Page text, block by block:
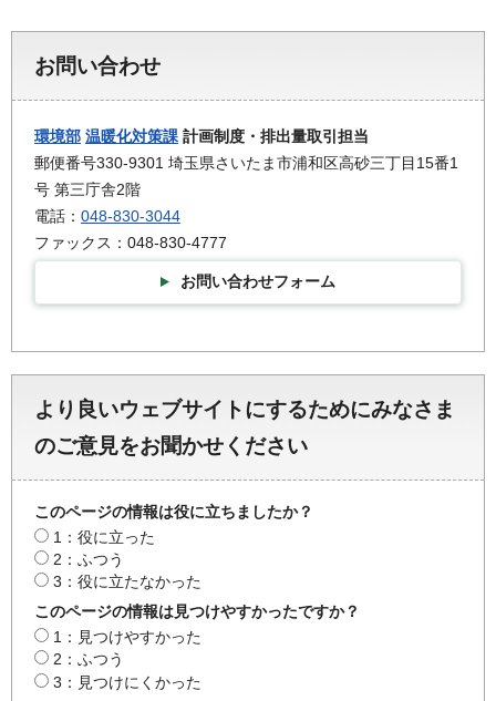
お問い合わせ
環境部 温暖化対策課 計画制度・排出量取引担当
郵便番号330-9301 埼玉県さいたま市浦和区高砂三丁目15番1
号 第三庁舎2階
電話： 048-830-3044
ファックス：048-830-4777
お問い合わせフォーム
より良いウェブサイトにするためにみなさま
のご意見をお聞かせください
このページの情報は役に立ちましたか？
1：役に立った
2：ふつう
3：役に立たなかった
このページの情報は見つけやすかったですか？
1：見つけやすかった
2：ふつう
3：見つけにくかった